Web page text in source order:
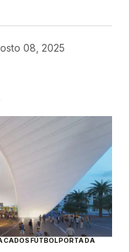
08, 2025
FÚTBOLPORTADA